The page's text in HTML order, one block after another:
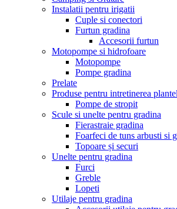
Instalatii pentru irigatii
Cuple si conectori
Furtun gradina
Accesorii furtun
Motopompe si hidrofoare
Motopompe
Pompe gradina
Prelate
Produse pentru intretinerea
Pompe de stropit
Scule si unelte pentru gradina
Fierastraie gradina
Foarfeci de tuns arbusti si
Topoare și securi
Unelte pentru gradina
Furci
Greble
Lopeti
Utilaje pentru gradina